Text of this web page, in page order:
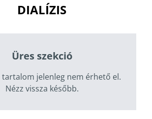
DIALÍZIS
Üres szekció
tartalom jelenleg nem érhető el.
Nézz vissza később.